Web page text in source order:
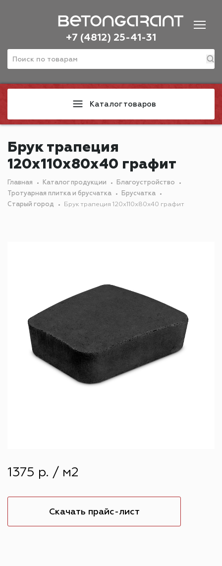
+7 (4812) 25-41-31
Каталог товаров
Брук трапеция
120х110х80х40 графит
Главная Каталог продукции
Благоустройство
Тротуарная плитка и брусчатка
Брусчатка
Старый город
Брук трапеция 120х110х80х40 графит
1375 р. / м2
Скачать прайс-лист